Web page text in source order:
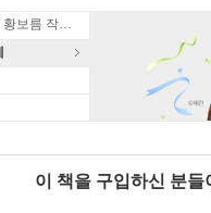
뮤지컬 〈휴남동 서점〉X 황보름 작가 북토크
이 책을 구입하신 분